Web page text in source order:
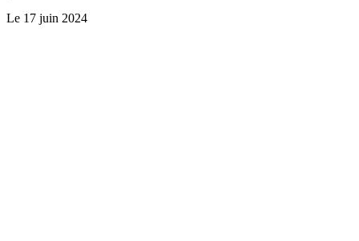
Le 17 juin 2024